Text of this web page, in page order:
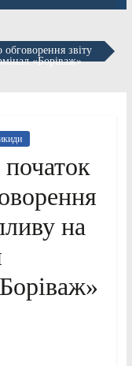
звіту
«Боріваж»
на